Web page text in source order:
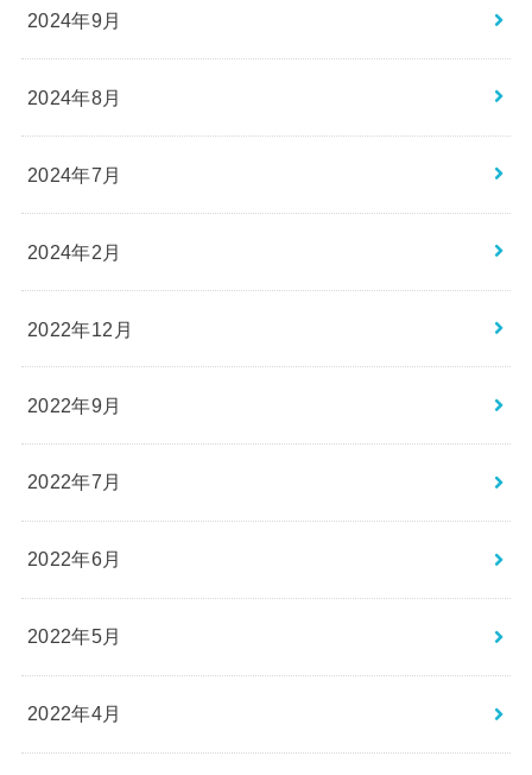
2024年9月
2024年8月
2024年7月
2024年2月
2022年12月
2022年9月
2022年7月
2022年6月
2022年5月
2022年4月